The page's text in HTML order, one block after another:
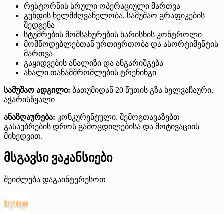
რესტორნის სრული ოპერაციული მართვა
გუნდის ხელმძღვანელობა, სამუშაო გრაფიკების
შედგენა
სტუმრების მომსახურების ხარისხის კონტროლი
მომწოდებლებთან ურთიერთობა და ასორტიმენტის
მართვა
გაყიდვების ანალიზი და ანგარიშგება
ახალი თანამშრომლების ტრენინგი
სამუშაო ადგილი: ბათუმიდან 20 წუთის გზა ხელვაჩაური,
აჭარისწყალი
ანაზღაურება: კონკურენტული. შემოგთავაზებთ
გასაუბრების დროს გამოცდილებისა და მოტივაციის
მიხედვით.
მსგავსი ვაკანსიები
შეიძლება დაგაინტერესოთ